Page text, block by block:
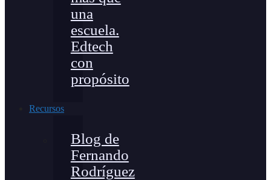
una
escuela.
Edtech
con
propósito
Recursos
Blog de
Fernando
Rodríguez